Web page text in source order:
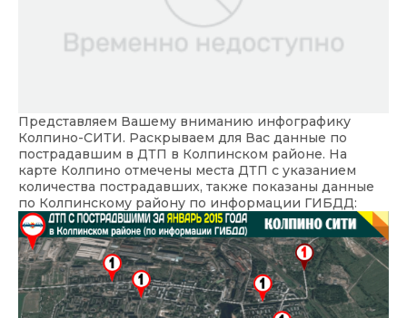
Представляем Вашему вниманию инфографику
Колпино-СИТИ. Раскрываем для Вас данные по
пострадавшим в ДТП в Колпинском районе. На
карте Колпино отмечены места ДТП с указанием
количества пострадавших, также показаны данные
по Колпинскому району по информации ГИБДД: